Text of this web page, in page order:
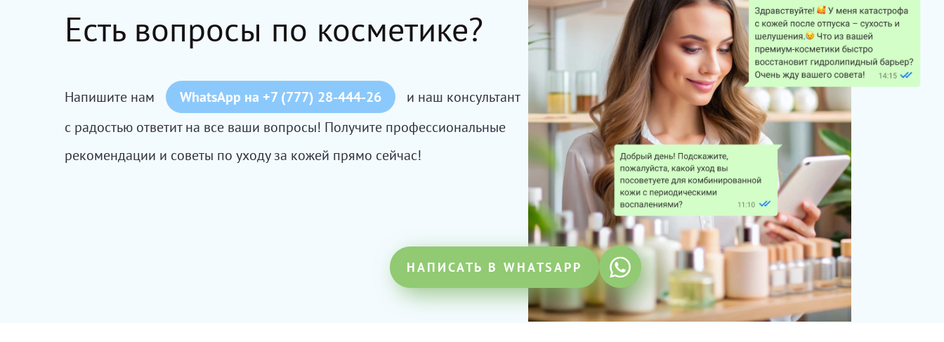
Есть вопросы по косметике?
Напишите нам WhatsApp на +7 (777) 28-444-26
и наш консультант
с радостью ответит на все ваши вопросы! Получите профессиональные
рекомендации и советы по уходу за кожей прямо сейчас!
НАПИСАТЬ В WHATSAPP